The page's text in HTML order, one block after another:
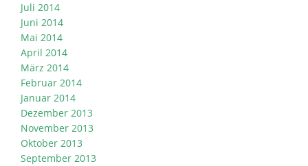
Juli 2014
Juni 2014
Mai 2014
April 2014
März 2014
Februar 2014
Januar 2014
Dezember 2013
November 2013
Oktober 2013
September 2013